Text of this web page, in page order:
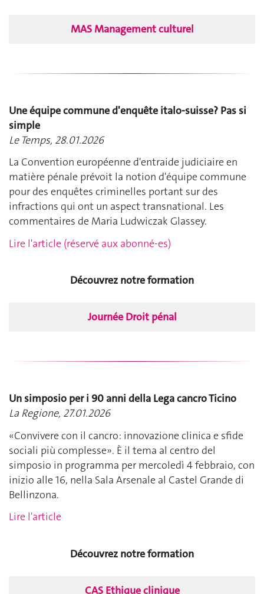
MAS Management culturel
Une équipe commune d'enquête italo-suisse? Pas si
simple
Le Temps, 28.01.2026
La Convention européenne d'entraide judiciaire en
matière pénale prévoit la notion d'équipe commune
pour des enquêtes criminelles portant sur des
infractions qui ont un aspect transnational. Les
commentaires de Maria Ludwiczak Glassey.
Lire l'article (réservé aux abonné-es)
Découvrez notre formation
Journée Droit pénal
Un simposio per i 90 anni della Lega cancro Ticino
La Regione, 27.01.2026
«Convivere con il cancro: innovazione clinica e sfide
sociali più complesse». È il tema al centro del
simposio in programma per mercoledì 4 febbraio, con
inizio alle 16, nella Sala Arsenale al Castel Grande di
Bellinzona.
Lire l'article
Découvrez notre formation
CAS Ethique clinique